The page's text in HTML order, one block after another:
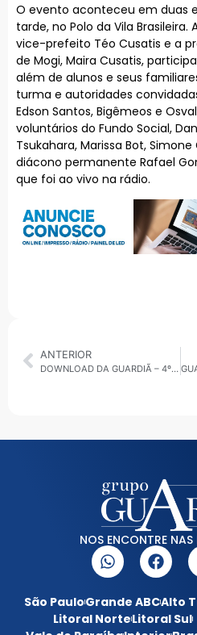
O evento aconteceu em duas
tarde, no Polo da Vila Brasileira.
vice-prefeito Téo Cusatis e a
de Mogi, Maira Cusatis,
além de alunos e seus
turma e autoridades
Edson Santos, Bigêmeos e
voluntários do Fundo Social,
Tsukahara, Marissa Bot,
diácono permanente Rafael
que foi ao vivo na rádio.
ANTERIOR
DOWNLOAD DA GUARDIÃ – 4º 30 MINUTOS – 09.05.25
NOS ENCONTRE NAS
São PauloGrande ABCAlto
Litoral NorteLitoral Sul